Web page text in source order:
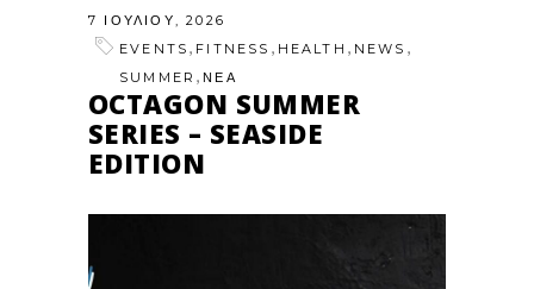
7 ΙΟΥΛΊΟΥ, 2026
EVENTS , FITNESS , HEALTH , NEWS ,
SUMMER ,ΝΕΑ
OCTAGON SUMMER
SERIES – SEASIDE
EDITION